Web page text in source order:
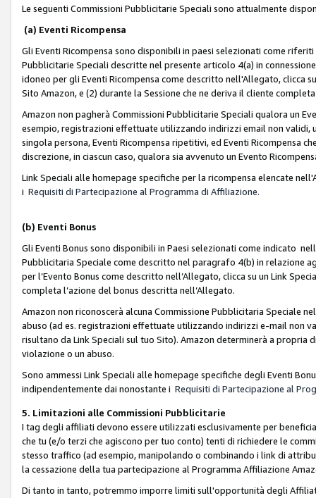
Le seguenti Commissioni Pubblicitarie Speciali sono attualmente
(a) Eventi Ricompensa
Gli Eventi Ricompensa sono disponibili in paesi selezionati come
Pubblicitarie Speciali descritte nel presente articolo 4(a) in
idoneo per gli Eventi Ricompensa come descritto nell'Allegato, clicca
Sito Amazon, e (2) durante la Sessione che ne deriva il cliente
Amazon non pagherà Commissioni Pubblicitarie Speciali qualora un
esempio, registrazioni effettuate utilizzando indirizzi email non
singola persona, Eventi Ricompensa ripetitivi, ed Eventi Ricompensa
discrezione, in ciascun caso, qualora sia avvenuto un Evento
Link Speciali alle homepage specifiche per la ricompensa elencate
i Requisiti di Partecipazione al Programma di Affiliazione.
(b) Eventi Bonus
Gli Eventi Bonus sono disponibili in Paesi selezionati come indicato
Pubblicitaria Speciale come descritto nel paragrafo 4(b) in relazione
per l’Evento Bonus come descritto nell’Allegato, clicca su un Link
completa l’azione del bonus descritta nell’Allegato.
Amazon non riconoscerà alcuna Commissione Pubblicitaria Speciale
abuso (ad es. registrazioni effettuate utilizzando indirizzi e-mail non
risultano da Link Speciali sul tuo Sito). Amazon determinerà a propria
violazione o un abuso.
Sono ammessi Link Speciali alle homepage specifiche degli Eventi
indipendentemente dai nonostante i Requisiti di Partecipazione al
5. Limitazioni alle Commissioni Pubblicitarie
I tag degli affiliati devono essere utilizzati esclusivamente per
che tu (e/o terzi che agiscono per tuo conto) tenti di richiedere le
stesso traffico (ad esempio, manipolando o combinando i link di
la cessazione della tua partecipazione al Programma Affiliazione
Di tanto in tanto, potremmo imporre limiti sull'opportunità degli